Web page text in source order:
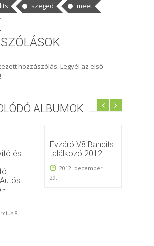
szeged
meet
hozzászólás. Legyél az első
ALBUMOK
és
-
8.
Évzáró V8 Bandits
találkozó 2012
2012. december
29.